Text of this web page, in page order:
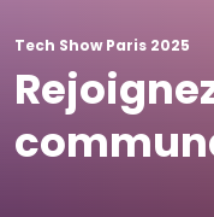
Tech Show Paris 2025